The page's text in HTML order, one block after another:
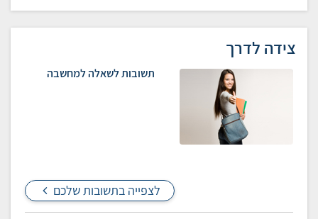
צידה לדרך
תשובות לשאלה למחשבה
לצפייה בתשובות שלכם